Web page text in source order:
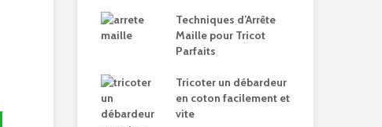
Techniques d’Arrête
Maille pour Tricot
Parfaits
Tricoter un débardeur
en coton facilement et
vite